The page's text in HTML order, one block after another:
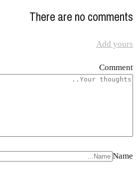
There are no comments
Add yours
Comment
Name